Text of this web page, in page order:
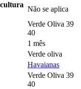
Não se aplica
Verde Oliva 39
40
1 mês
Verde oliva
Havaianas
Verde Oliva 39
40